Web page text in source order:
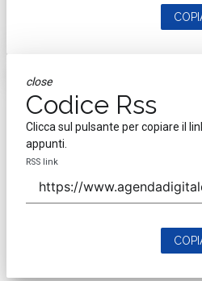
close
Codice Rss
Clicca sul pulsante per copiare il
appunti.
RSS link